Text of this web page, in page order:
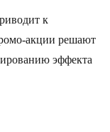
к
акции решают
эффекта